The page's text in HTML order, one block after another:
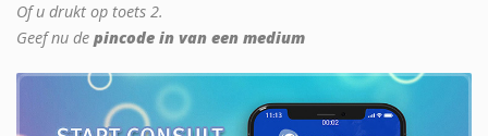
Of u drukt op toets 2.
Geef nu de pincode in van een medium